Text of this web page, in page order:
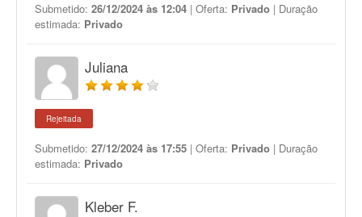
Submetido: 26/12/2024 às 12:04 | Oferta: Privado | Duração
estimada: Privado
Juliana
Rejeitada
Submetido: 27/12/2024 às 17:55 | Oferta: Privado | Duração
estimada: Privado
Kleber F.